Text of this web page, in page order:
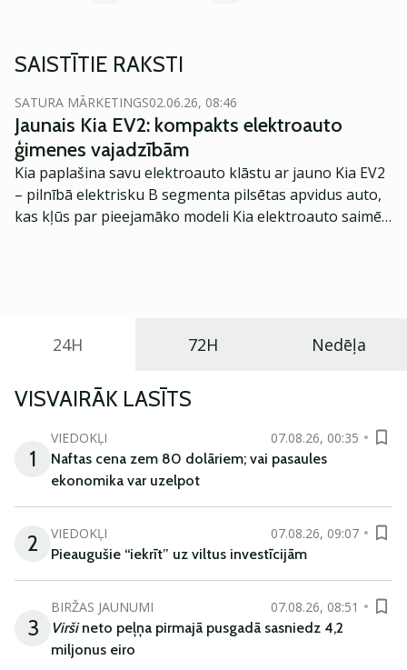
SAISTĪTIE RAKSTI
SATURA MĀRKETINGS02.06.26, 08:46
Jaunais Kia EV2: kompakts elektroauto
ģimenes vajadzībām
Kia paplašina savu elektroauto klāstu ar jauno Kia EV2
– pilnībā elektrisku B segmenta pilsētas apvidus auto,
kas kļūs par pieejamāko modeli Kia elektroauto saimē
24H 72H Nedēļa
VISVAIRĀK LASĪTS
1
VIEDOKĻI
07.08.26, 00:35
Naftas cena zem 80 dolāriem; vai pasaules
ekonomika var uzelpot
2 VIEDOKĻI
07.08.26, 09:07
Pieaugušie “iekrīt” uz viltus investīcijām
3
BIRŽAS JAUNUMI
07.08.26, 08:51
Viršineto peļņa pirmajā pusgadā sasniedz 4,2
miljonus eiro